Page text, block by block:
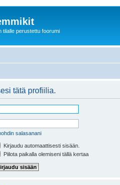
tilalle perustettu foorumi
tätä profiilia.
salasanani
Kirjaudu automaattisesti sisään.
Piilota paikalla olemiseni tällä kertaa